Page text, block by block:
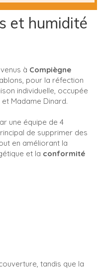
et humidité
à Compiègne
pour la réfection
individuelle, occupée
Madame Dinard.
une équipe de 4
de supprimer des
en améliorant la
et la conformité
tandis que la